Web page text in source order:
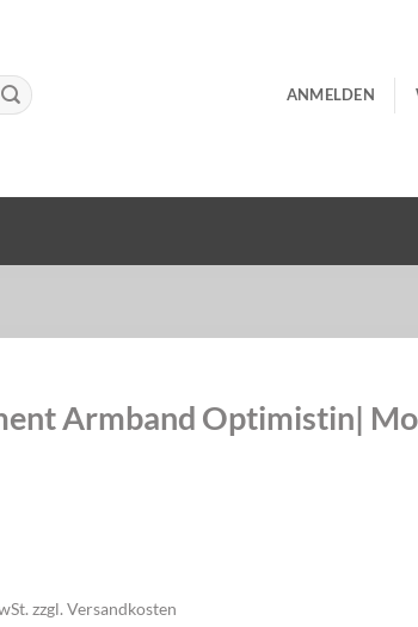
ANMELDEN
Armband Optimistin|
zzgl. Versandkosten